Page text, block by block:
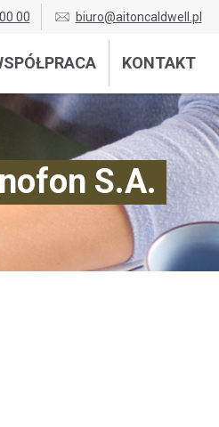
00 biuro@aitoncaldwell.pl
KONTAKT
S.A.